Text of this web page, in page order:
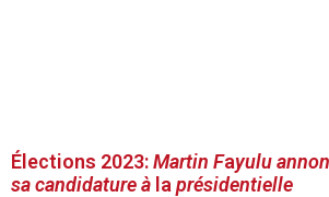
Élections 2023:Martin Fayulu
sa candidature à la présidentielle